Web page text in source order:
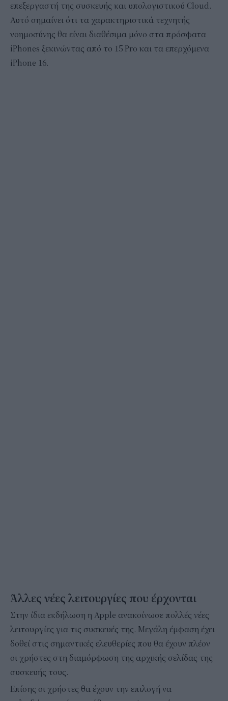
επεξεργαστή της συσκευής και υπολογιστικού Cloud.
Αυτό σημαίνει ότι τα χαρακτηριστικά τεχνητής
νοημοσύνης θα είναι διαθέσιμα μόνο στα πρόσφατα
iPhones ξεκινώντας από το 15 Pro και τα επερχόμενα
iPhone 16.
Άλλες νέες λειτουργίες που έρχονται
Στην ίδια εκδήλωση η Apple ανακοίνωσε πολλές νέες
λειτουργίες για τις συσκευές της. Μεγάλη έμφαση έχει
δοθεί στις σημαντικές ελευθερίες που θα έχουν πλέον
οι χρήστες στη διαμόρφωση της αρχικής σελίδας της
συσκευής τους.
Επίσης οι χρήστες θα έχουν την επιλογή να